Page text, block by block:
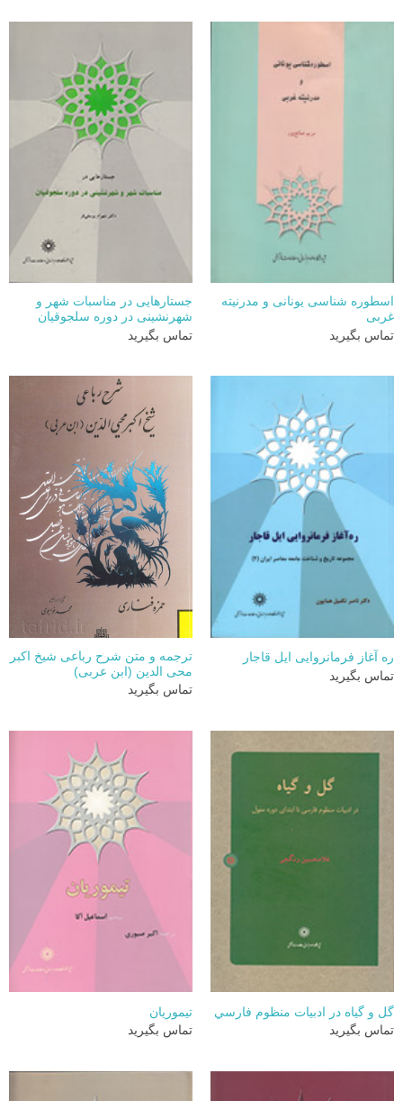
اسطوره شناسی یونانی و مدرنیته
غربی
تماس بگیرید
جستارهایی در مناسبات شهر و
شهرنشینی در دوره سلجوقیان
تماس بگیرید
ره آغاز فرمانروایی ایل قاجار
تماس بگیرید
ترجمه و متن شرح رباعی شیخ اکبر
محی الدین (ابن عربی)
تماس بگیرید
گل و گياه در ادبيات منظوم فارسي
تماس بگیرید
تیموریان
تماس بگیرید